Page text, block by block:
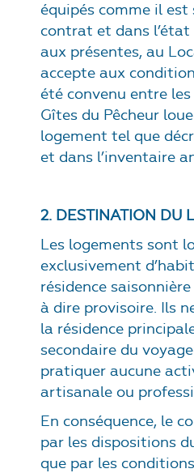
équipés comme il est
contrat et dans
aux présentes, au
accepte aux
été convenu entre
Gîtes du Pêcheur
logement tel que
et dans l’inventaire
2. DESTINATION DU
Les logements sont
exclusivement
résidence
à dire provisoire. Ils
la résidence
secondaire du
pratiquer aucune
artisanale ou
En conséquence, le
par les dispositions
que par les